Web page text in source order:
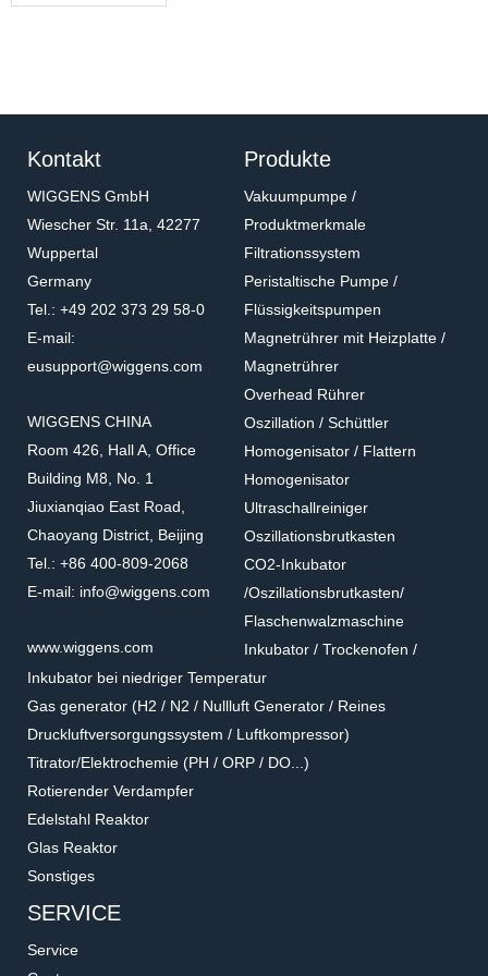
Kontakt
WIGGENS GmbH
Wiescher Str. 11a, 42277
Wuppertal
Germany
Tel.: +49 202 373 29 58-0
E-mail:
eusupport@wiggens.com
WIGGENS CHINA
Room 426, Hall A, Office
Building M8, No. 1
Jiuxianqiao East Road,
Chaoyang District, Beijing
Tel.: +86 400-809-2068
E-mail: info@wiggens.com
www.wiggens.com
Produkte
Vakuumpumpe /
Produktmerkmale
Filtrationssystem
Peristaltische Pumpe /
Flüssigkeitspumpen
Magnetrührer mit Heizplatte /
Magnetrührer
Overhead Rührer
Oszillation / Schüttler
Homogenisator / Flattern
Homogenisator
Ultraschallreiniger
Oszillationsbrutkasten
CO2-Inkubator
/Oszillationsbrutkasten/
Flaschenwalzmaschine
Inkubator / Trockenofen /
Inkubator bei niedriger Temperatur
Gas generator (H2 / N2 / Nullluft Generator / Reines
Druckluftversorgungssystem / Luftkompressor)
Titrator/Elektrochemie (PH / ORP / DO...)
Rotierender Verdampfer
Edelstahl Reaktor
Glas Reaktor
Sonstiges
SERVICE
Service